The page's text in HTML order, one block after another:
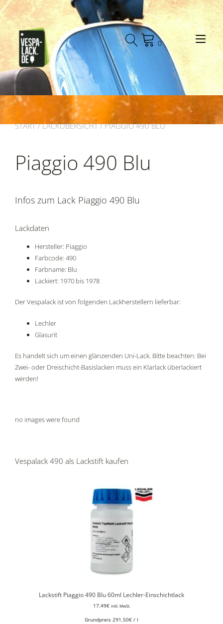
Zum
Inhalt
springen
0
START/LACKÜBERSICHT/ PIAGGIO 490 BLU
Piaggio 490 Blu
Infos zum Lack Piaggio 490 Blu
Lackdaten
Hersteller: Piaggio
Farbcode: 490
Farbname: Blu
Lackiert: 1970 bis 1978
Der Vespalack ist von folgenden Lackherstellern lieferbar:
Lechler
Glasurit
Es handelt sich um einen glänzenden Uni-Lack. Bitte beachten: Bei
Zwei- oder Dreischicht-Basislacken muss ein Klarlack überlackiert
werden!
no images were found
Vespalack 490 als Lackstift kaufen
Lackstift Piaggio 490 Blu 60ml Lechler-Einschichtlack
17,49€ inkl. MwSt.
Grundpreis 291,50€ / l